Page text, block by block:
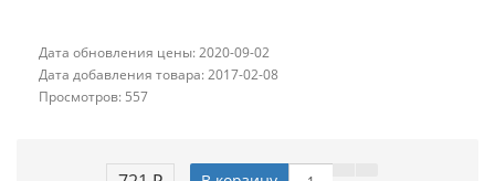
Дата обновления цены: 2020-09-02
Дата добавления товара: 2017-02-08
Просмотров: 557